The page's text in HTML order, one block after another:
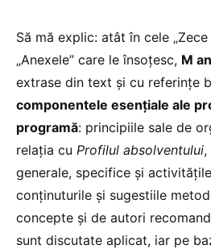
Să mă explic: atât în cele
„Anexele” care le însoțesc, M
extrase din text și cu referințe
componentele esențiale ale
programă: principiile sale de
relația cu Profilul absolventului,
generale, specifice și
conținuturile și sugestiile
concepte și de autori
sunt discutate aplicat, iar pe